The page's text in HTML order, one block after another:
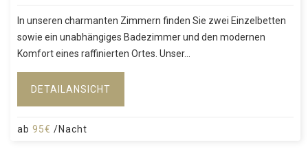
In unseren charmanten Zimmern finden Sie zwei Einzelbetten
sowie ein unabhängiges Badezimmer und den modernen
Komfort eines raffinierten Ortes. Unser...
DETAILANSICHT
ab 95€ /Nacht